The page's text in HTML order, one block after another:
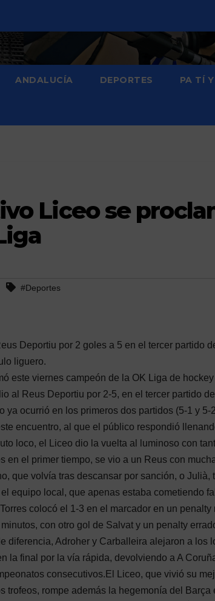
ANDALUCÍA DEPORTES PA TÍ
Liceo se
#Deportes
Deportiu por 2 goles a 5 en el tercer partido
liguero.
este viernes campeón de la OK Liga de
al Reus Deportiu por 2-5, en el tercer partido
ya ocurrió en los primeros dos partidos (5-1 y
encuentro, al que el público respondió
loco, el Liceo dio la vuelta al luminoso con
en el primer tiempo, se vio a un Reus con
que volvía tras descansar por sanción, o Julià,
equipo local, que apenas estaba cometiendo
colocó el 1-3 en el marcador en un
con otro gol de Salvat y un penalty
diferencia, Adroher y Carballeira alejaron a los
la final por la vía rápida, devolviendo a A
consecutivos.El Liceo, que vivió su
trofeos, rompe además la hegemonía del